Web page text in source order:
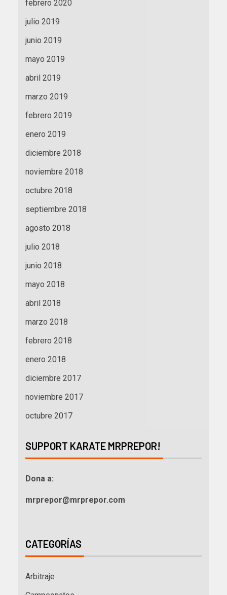
febrero 2020
julio 2019
junio 2019
mayo 2019
abril 2019
marzo 2019
febrero 2019
enero 2019
diciembre 2018
noviembre 2018
octubre 2018
septiembre 2018
agosto 2018
julio 2018
junio 2018
mayo 2018
abril 2018
marzo 2018
febrero 2018
enero 2018
diciembre 2017
noviembre 2017
octubre 2017
SUPPORT KARATE MRPREPOR!
Dona a:
mrprepor@mrprepor.com
CATEGORÍAS
Arbitraje